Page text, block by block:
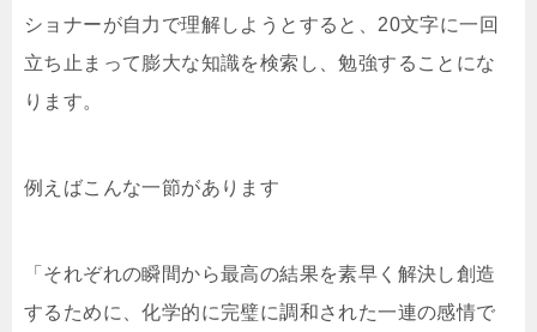
ショナーが自力で理解しようとすると、20文字に一回
立ち止まって膨大な知識を検索し、勉強することにな
ります。
例えばこんな一節があります
「それぞれの瞬間から最高の結果を素早く解決し創造
するために、化学的に完璧に調和された一連の感情で